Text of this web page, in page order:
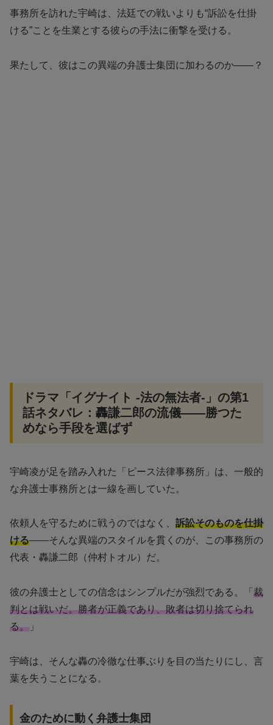
事務所を訪れた宇崎は、法廷での戦いよりも“訴訟を仕掛
ける”ことを生業とする彼らの手法に衝撃を受ける。
果たして、彼はこの異端の弁護士集団に加わるのか――？
ドラマ「イグナイト -法の無法者-」の第1
話ネタバレ：轟謙二郎の流儀——勝つた
めなら手段を選ばず
宇崎凌が足を踏み入れた「ピース法律事務所」は、一般的
な弁護士事務所とは一線を画していた。
依頼人を守るために戦うのではなく、 訴訟そのものを仕掛
ける——そんな異端のスタイルを貫くのが、この事務所の
代表・轟謙二郎（仲村トオル）だ。
彼の弁護士としての信念はシンプルだが強烈である。「 裁
判とは戦いだ。勝者が正義であり、敗者は切り捨てられ
る。 」
宇崎は、そんな轟の冷徹な仕事ぶりを目の当たりにし、言
葉を失うことになる。
金のために動く弁護士集団